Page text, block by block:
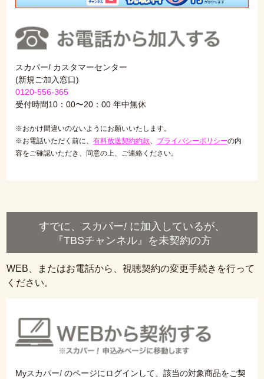
スカパー! カスタマーセンター
(新規ご加入窓口)
0120-556-365
受付時間10：00〜20：00 年中無休
※おかけ間違いのないようにお願いいたします。
※お電話いただく前に、有料放送契約約款、 プライバシーポリシーの内
容をご確認いただき、同意の上、ご連絡ください。
すでに、スカパー! に加入しているが、
『TBSチャンネル』を未契約の方
WEB、またはお電話から、視聴契約の変更手続きを行って
ください。
Myスカパー! のページにログインして、該当の対象商品をご契